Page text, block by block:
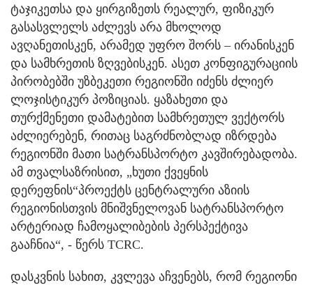
ტაჯიკეთსა და ყირგიზეთს რეალურ, ფიზიკურ
გასასვლელს აძლევს არა მხოლოდ
ავღანეთისკენ, არამედ უფრო შორს – ირანისკენ
და სამხრეთის ზღვებისკენ. ასეთ კონფიგურაციის
პირობებში უზბეკეთი რეგიონში იძენს ძლიერ
ლოჯისტიკურ პოზიციას. ყაზახეთი და
თურქმენეთი დამატებით სამხრეთულ ვექტორს
აძლიერებენ, რითაც საგრძნობლად იზრდება
რეგიონში მათი სატრანსპორტო კავშირებადობა.
ამ თვალსაზრისით, „ხუთი ქვეყნის
დერეფნის“პროექტს ცენტრალური აზიის
რეგიონისთვის მნიშვნელოვან სატრანსპორტო
არტერიად ჩამოყალიბების პერსპექტივა
გააჩნია“, - წერს TCRC.
დასკვნის სახით, კვლევა აჩვენებს, რომ რეგიონი